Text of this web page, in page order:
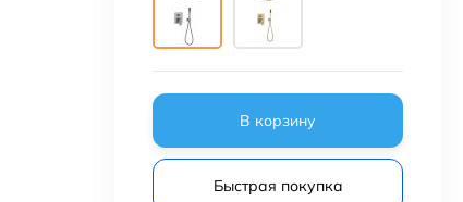
В корзину
Быстрая покупка